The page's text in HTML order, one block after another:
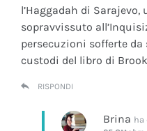
l’Haggadah di
sopravvissuto
persecuzioni sofferte da
custodi del libro di
RISPONDI
Brina ha